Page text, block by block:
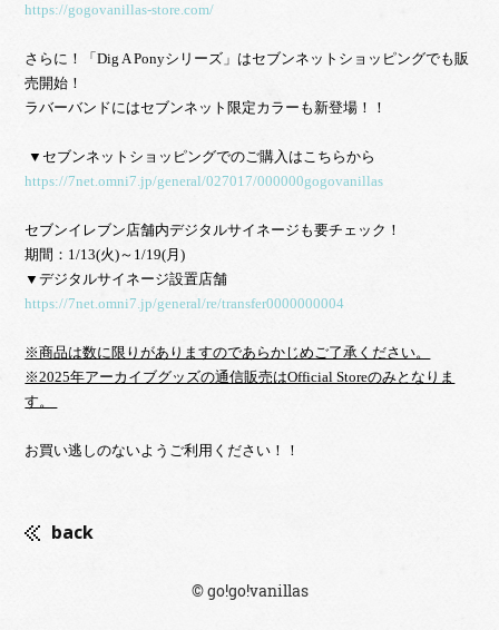
https://gogovanillas-store.com/
さらに！「Dig A Ponyシリーズ」はセブンネットショッピングでも販
売開始！
ラバーバンドにはセブンネット限定カラーも新登場！！
https://7net.omni7.jp/general/027017/000000gogovanillas
セブンイレブン店舗内デジタルサイネージも要チェック！
期間：1/13(火)～1/19(月)
▼デジタルサイネージ設置店舗
https://7net.omni7.jp/general/re/transfer0000000004
※商品は数に限りがありますのであらかじめご了承ください。
※2025年アーカイブグッズの通信販売はOfficial Storeのみとなりま
す。
お買い逃しのないようご利用ください！！
back
© go!go!vanillas